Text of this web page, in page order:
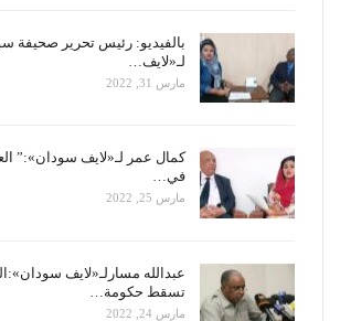
بالفيديو: رئيس تحرير صحيفة
لـ«لايف…
مارس 31, 2022
كمال عمر لـ«لايف سودان»:”
في…
مارس 25, 2022
عبدالله مسارلـ«لايف
تسقط حكومة…
مارس 24, 2022